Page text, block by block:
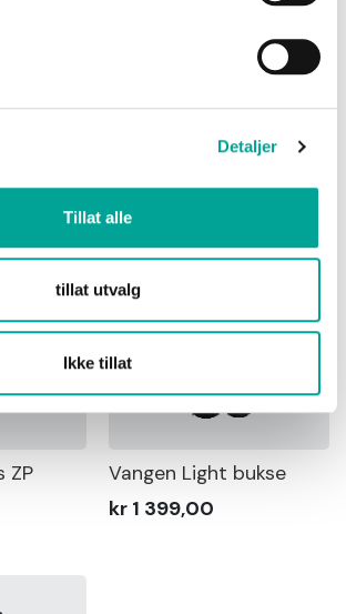
Detaljer
Tillat alle
tillat utvalg
Ikke tillat
bukse
Veslepiggen BIB bukse
kr 3 990,00
ZP
Vangen Light bukse
kr 1 399,00